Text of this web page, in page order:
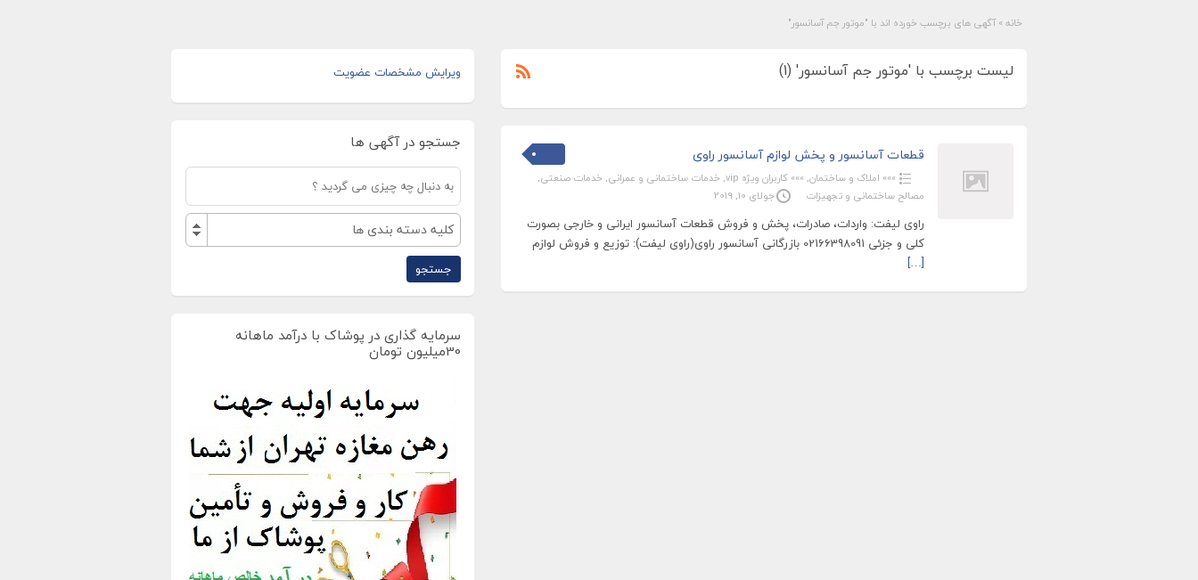
خانه » آگهی های برچسب خورده اند با "موتور جم آسانسور"
لیست برچسب با 'موتور جم آسانسور' (1)
قطعات آسانسور و پخش لوازم آسانسور راوی
»»» املاک و ساختمان, »»» کاربران ویژه vip , خدمات ساختمانی و عمرانی, خدمات صنعتی,
مصالح ساختمانی و تجهیزات
جولای 10, 2019
راوی لیفت: واردات، صادرات، پخش و فروش قطعات آسانسور ایرانی و خارجی بصورت
کلی و جزئی 02166398091 بازرگانی آسانسور راوی(راوی لیفت): توزیع و فروش لوازم
[…]
ویرایش مشخصات عضویت
جستجو در آگهی ها
کلیه دسته بندی ها
سرمایه گذاری در پوشاک با درآمد ماهانه
30میلیون تومان